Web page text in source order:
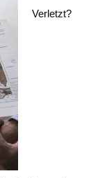
Verletzt?